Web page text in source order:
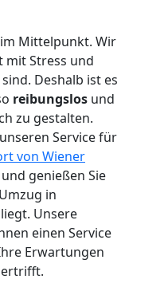
Mittelpunkt. Wir
mit Stress und
Deshalb ist es
reibungslos und
zu gestalten.
Service für
von Wiener
genießen Sie
in
Unsere
einen Service
Erwartungen